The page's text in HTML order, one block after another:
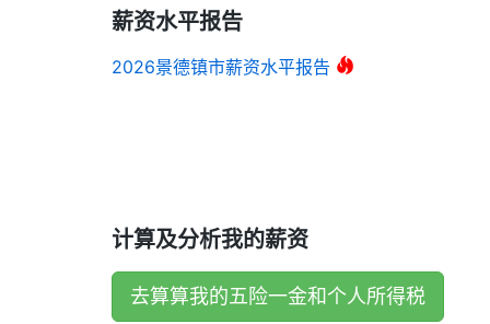
薪资水平报告
2026景德镇市薪资水平报告
计算及分析我的薪资
去算算我的五险一金和个人所得税